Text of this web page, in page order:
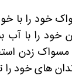
خود را با
را با آب
زدن
های خود را